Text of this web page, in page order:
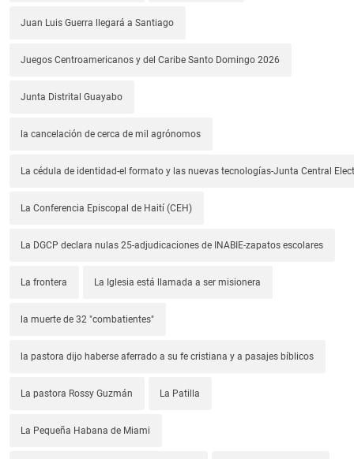
Juan Luis Guerra llegará a Santiago
Juegos Centroamericanos y del Caribe Santo Domingo 2026
Junta Distrital Guayabo
la cancelación de cerca de mil agrónomos
La cédula de identidad-el formato y las nuevas tecnologías-Junta Central
La Conferencia Episcopal de Haití (CEH)
La DGCP declara nulas 25-adjudicaciones de INABIE-zapatos escolares
La frontera La Iglesia está llamada a ser misionera
la muerte de 32 "combatientes"
la pastora dijo haberse aferrado a su fe cristiana y a pasajes bíblicos
La pastora Rossy Guzmán La Patilla
La Pequeña Habana de Miami